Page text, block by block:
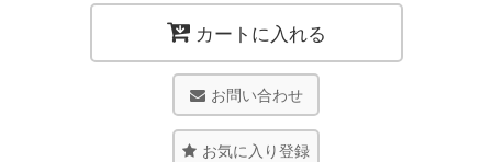
カートに入れる
お問い合わせ
お気に入り登録